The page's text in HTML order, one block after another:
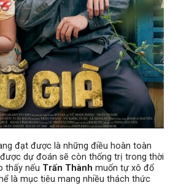
đạt được là những điều hoàn toàn
dự đoán sẽ còn thống trị trong thời
thấy nếu Trấn Thành muốn tự xô đổ
là mục tiêu mang nhiều thách thức